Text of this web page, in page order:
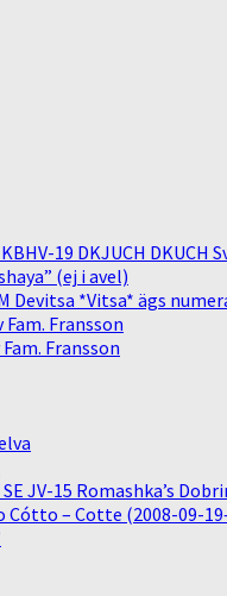
19 DKJUCH DKUCH
(ej i avel)
Devitsa *Vitsa* ägs
Fam. Fransson
Fransson
SE JV-15 Romashka’s
Cótto – Cotte (2008-09-